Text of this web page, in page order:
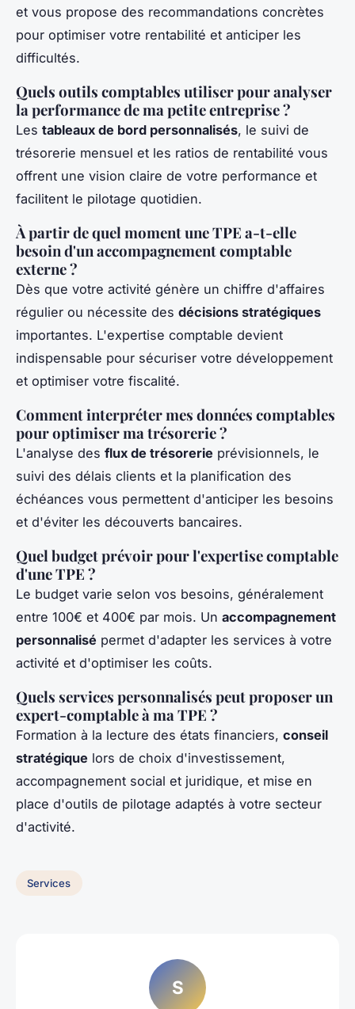
et vous propose des recommandations concrètes
pour optimiser votre rentabilité et anticiper les
difficultés.
Quels outils comptables utiliser pour analyser
la performance de ma petite entreprise ?
Les tableaux de bord personnalisés, le suivi de
trésorerie mensuel et les ratios de rentabilité vous
offrent une vision claire de votre performance et
facilitent le pilotage quotidien.
À partir de quel moment une TPE a-t-elle
besoin d'un accompagnement comptable
externe ?
Dès que votre activité génère un chiffre d'affaires
régulier ou nécessite des décisions stratégiques
importantes. L'expertise comptable devient
indispensable pour sécuriser votre développement
et optimiser votre fiscalité.
Comment interpréter mes données comptables
pour optimiser ma trésorerie ?
L'analyse des flux de trésorerie prévisionnels, le
suivi des délais clients et la planification des
échéances vous permettent d'anticiper les besoins
et d'éviter les découverts bancaires.
Quel budget prévoir pour l'expertise comptable
d'une TPE ?
Le budget varie selon vos besoins, généralement
entre 100€ et 400€ par mois. Un accompagnement
personnalisé permet d'adapter les services à votre
activité et d'optimiser les coûts.
Quels services personnalisés peut proposer un
expert-comptable à ma TPE ?
Formation à la lecture des états financiers, conseil
stratégique lors de choix d'investissement,
accompagnement social et juridique, et mise en
place d'outils de pilotage adaptés à votre secteur
d'activité.
Services
S